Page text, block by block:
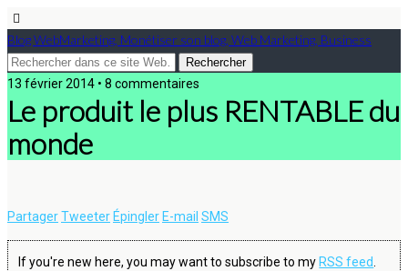
Blog WebMarketing, Monétiser son blog, Web Marketing, Business
13 février 2014 • 8 commentaires
Le produit le plus RENTABLE du
monde
PartagerTweeter Épingler E-mail SMS
If you're new here, you may want to subscribe to my RSS feed.